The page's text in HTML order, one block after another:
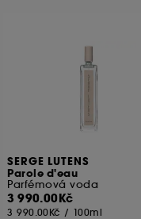
SERGE LUTENS
Parole d'eau
Parfémová voda
3 990.00Kč
3 990.00Kč / 100ml